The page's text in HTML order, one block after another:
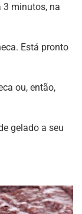
3 minutos, na
Está pronto
ou, então,
gelado a seu